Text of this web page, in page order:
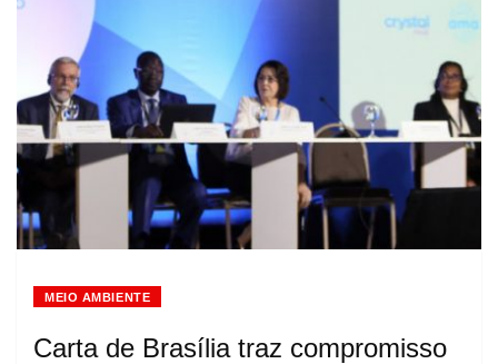
MEIO AMBIENTE
Carta de Brasília traz compromisso